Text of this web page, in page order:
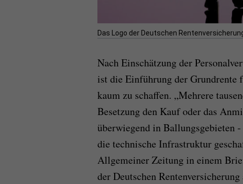
Das Logo der Deutschen
Nach Einschätzung der
ist die Einführung der Grundrente
kaum zu schaffen. „Mehrere
Besetzung den Kauf oder das
überwiegend in Ballungsgebieten
die technische Infrastruktur
Allgemeiner Zeitung in einem
der Deutschen